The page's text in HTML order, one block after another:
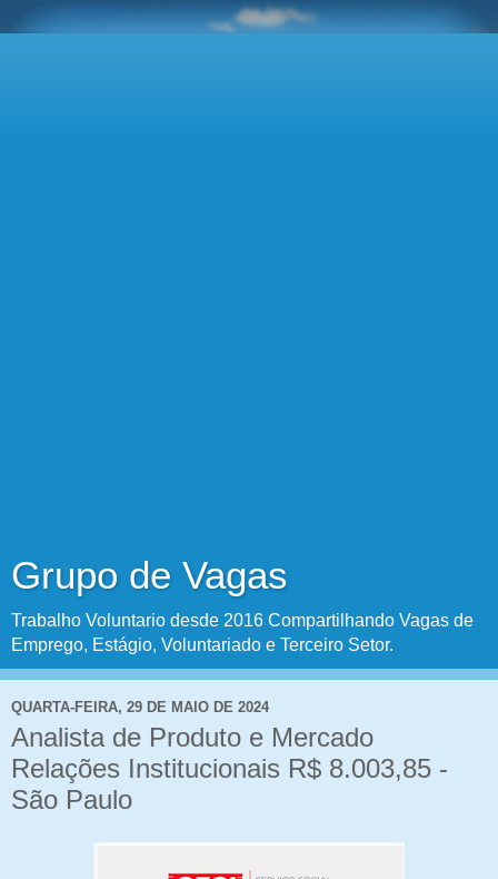
Grupo de Vagas
Trabalho Voluntario desde 2016 Compartilhando Vagas de
Emprego, Estágio, Voluntariado e Terceiro Setor.
QUARTA-FEIRA, 29 DE MAIO DE 2024
Analista de Produto e Mercado
Relações Institucionais R$ 8.003,85 -
São Paulo